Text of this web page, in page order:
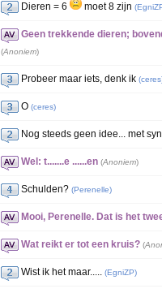
Dieren = 6 moet 8 zijn (
Geen trekkende dieren;
(Anoniem)
Probeer maar iets, denk ik (ceres
O (ceres)
Nog steeds geen idee... met
Wel: t.......e ......en (Anoniem)
Schulden? (Perenelle)
Mooi, Perenelle. Dat is het
Wat reikt er tot een kruis? (
Wist ik het maar..... (EgniZP)